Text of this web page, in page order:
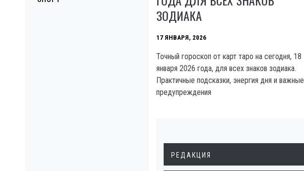
ЗОДИАКА
17 ЯНВАРЯ, 2026
Точный гороскоп от карт таро на сегодня, 18
января 2026 года, для всех знаков зодиака.
Практичные подсказки, энергия дня и важные
предупреждения
РЕДАКЦИЯ